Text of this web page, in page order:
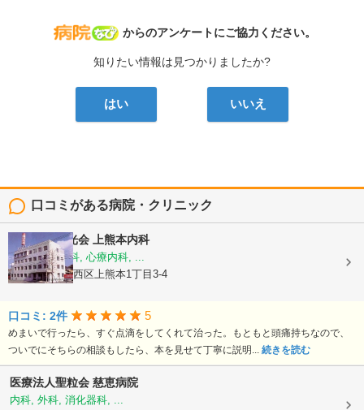
病院なび
からのアンケートにご協力ください。
知りたい情報は見つかりましたか?
はい いいえ
口コミがある病院・クリニック
医療法人陽光会 上熊本内科
内科, 神経内科, 心療内科, ...
熊本県熊本市西区上熊本1丁目3-4
口コミ: 2件 5
めまいで行ったら、すぐ点滴をしてくれて治った。もともと頭痛持ちなので、
ついでにそちらの相談もしたら、本を見せて丁寧に説明... 続きを読む
医療法人聖粒会 慈恵病院
内科, 外科, 消化器科, ...